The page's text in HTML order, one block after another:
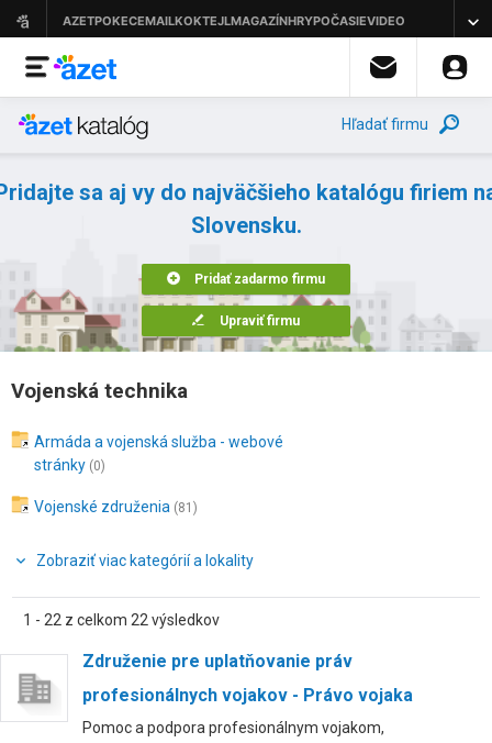
Hľadať firmu
sa aj vy do najväčšieho katalógu firiem
Slovensku.
Pridať zadarmo firmu
Upraviť firmu
Vojenská technika
Armáda a vojenská služba - webové
stránky (0)
Vojenské združenia (81)
Zobraziť viac kategórií a lokality
1 - 22 z celkom 22 výsledkov
Združenie pre uplatňovanie práv
profesionálnych vojakov - Právo vojaka
Pomoc a podpora profesionálnym vojakom,